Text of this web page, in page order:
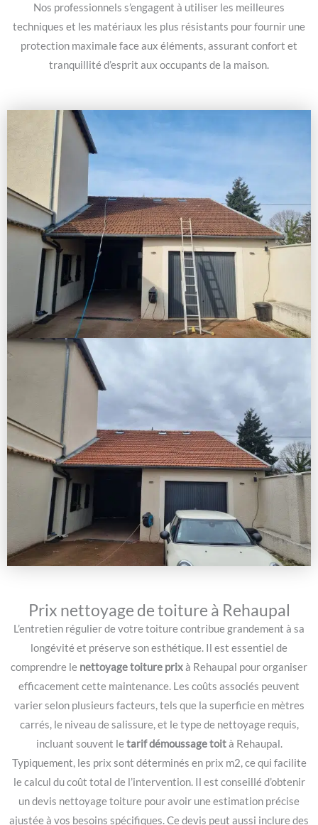
Nos professionnels s’engagent à utiliser les meilleures
techniques et les matériaux les plus résistants pour fournir une
protection maximale face aux éléments, assurant confort et
tranquillité d’esprit aux occupants de la maison.
Prix nettoyage de toiture à Rehaupal
L’entretien régulier de votre toiture contribue grandement à sa
longévité et préserve son esthétique. Il est essentiel de
comprendre le nettoyage toiture prixà Rehaupal pour organiser
efficacement cette maintenance. Les coûts associés peuvent
varier selon plusieurs facteurs, tels que la superficie en mètres
carrés, le niveau de salissure, et le type de nettoyage requis,
incluant souvent letarif démoussage toità Rehaupal.
Typiquement, les prix sont déterminés en prix m2, ce qui facilite
le calcul du coût total de l’intervention. Il est conseillé d’obtenir
un devis nettoyage toiture pour avoir une estimation précise
ajustée à vos besoins spécifiques. Ce devis peut aussi inclure des